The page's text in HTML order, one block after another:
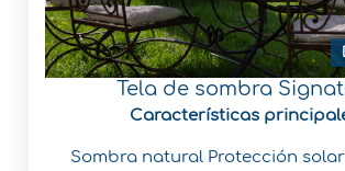
Tela de sombra
Características
Sombra natural Protección solar